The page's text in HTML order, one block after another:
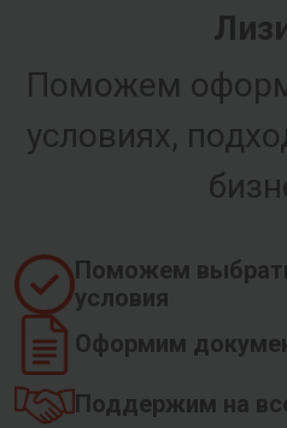
Поможем
условиях,
Поможем
условия
Оформим
Поддержим на